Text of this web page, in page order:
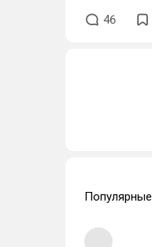
46
Популярные